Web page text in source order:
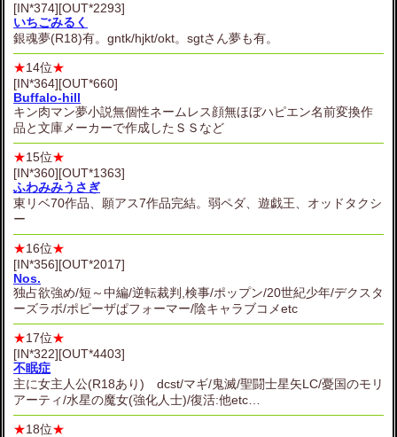
[IN*374][OUT*2293]
いちごみるく
銀魂夢(R18)有。gntk/hjkt/okt。sgtさん夢も有。
★14位★
[IN*364][OUT*660]
Buffalo-hill
キン肉マン夢小説無個性ネームレス顔無ほぼハピエン名前変換作
品と文庫メーカーで作成したＳＳなど
★15位★
[IN*360][OUT*1363]
ふわみみうさぎ
東リベ70作品、願アス7作品完結。弱ペダ、遊戯王、オッドタクシ
ー
★16位★
[IN*356][OUT*2017]
Nos.
独占欲強め/短～中編/逆転裁判,検事/ポップン/20世紀少年/デクスタ
ーズラボ/ポピーザぱフォーマー/陰キャラブコメetc
★17位★
[IN*322][OUT*4403]
不眠症
主に女主人公(R18あり) dcst/マギ/鬼滅/聖闘士星矢LC/憂国のモリ
アーティ/水星の魔女(強化人士)/復活:他etc…
★18位★